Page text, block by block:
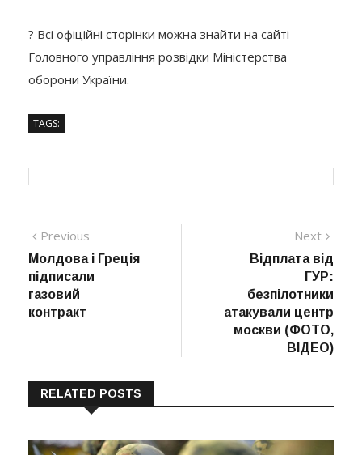
? Всі офіційні сторінки можна знайти на сайті
Головного управління розвідки Міністерства
оборони України.
TAGS:
Навігація
записів
Previous
post:
Молдова і Греція
підписали
газовий
контракт
Next
Відплата від
ГУР:
безпілотники
атакували центр
москви (ФОТО,
ВІДЕО)
RELATED POSTS